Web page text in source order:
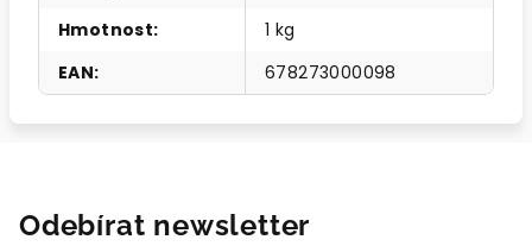
Hmotnost:
1 kg
EAN: 678273000098
Odebírat newsletter